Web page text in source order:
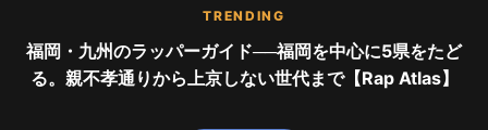
TRENDING
福岡・九州のラッパーガイド──福岡を中心に5県をたど
る。親不孝通りから上京しない世代まで【Rap Atlas】